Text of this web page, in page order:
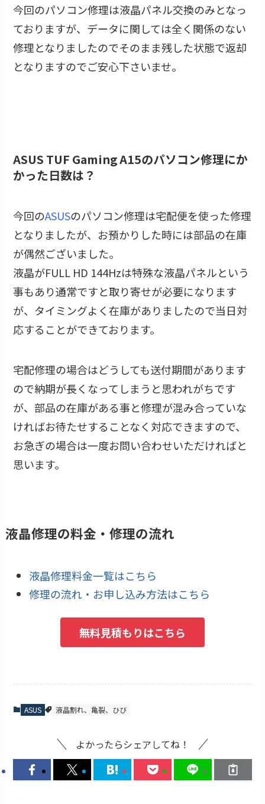
今回のパソコン修理は液晶パネル交換のみとなっ
ておりますが、データに関しては全く関係のない
修理となりましたのでそのまま残した状態で返却
となりますのでご安心下さいませ。
ASUS TUF Gaming A15のパソコン修理にか
かった日数は？
今回のASUSのパソコン修理は宅配便を使った修理
となりましたが、お預かりした時には部品の在庫
が偶然ございました。
液晶がFULL HD 144Hzは特殊な液晶パネルという
事もあり通常ですと取り寄せが必要になります
が、タイミングよく在庫がありましたので当日対
応することができております。
宅配修理の場合はどうしても送付期間があります
ので納期が長くなってしまうと思われがちです
が、部品の在庫がある事と修理が混み合っていな
ければお待たせすることなく対応できますので、
お急ぎの場合は一度お問い合わせいただければと
思います。
液晶修理の料金・修理の流れ
液晶修理料金一覧はこちら
修理の流れ・お申し込み方法はこちら
無料見積もりはこちら
ASUS 液晶割れ、亀裂、ひび
よかったらシェアしてね！